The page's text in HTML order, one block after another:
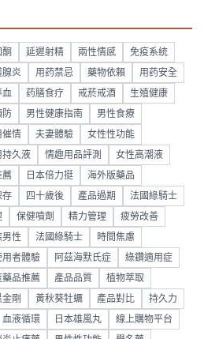
延遲射精 兩性情感 免疫系統
腺炎 用药禁忌 藥物依賴 用药安全
血 药膳食疗 戒菸戒酒 生殖健康
防 男性健康指南 男性食療
催情 夫妻體驗 女性性功能
持久液 情趣用品評測 女性高潮液
薦 日本倍力挺 海外版藥品
存 四十歲後 產品過期 法國綠騎士
保健噴劑 精力管理 疲勞改善
男性 法國綠騎士 時間焦慮
用者體驗 阿茲海默氏症 綠鑽適用症
藥品推薦 產品品質 植物萃取
剛 黃秋葵牡蠣 產品對比 持久力
血液循環 日本雄風丸 線上購物平台